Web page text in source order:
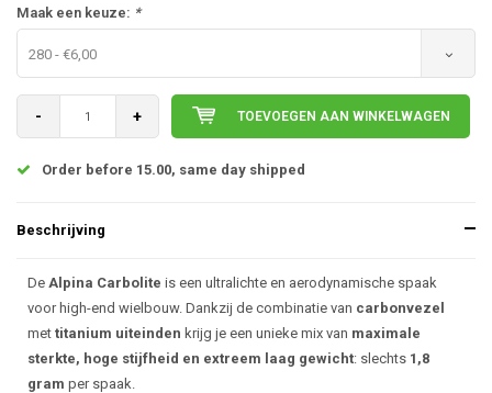
Maak een keuze: *
280 - €6,00
- + TOEVOEGEN AAN WINKELWAGEN
Order before 15.00, same day shipped
Beschrijving
De Alpina Carbolite is een ultralichte en aerodynamische spaak
voor high-end wielbouw. Dankzij de combinatie van carbonvezel
met titanium uiteinden krijg je een unieke mix van maximale
sterkte, hoge stijfheid en extreem laag gewicht: slechts 1,8
gram per spaak.